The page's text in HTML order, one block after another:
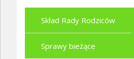
Skład Rady Rodziców
Sprawy bieżące